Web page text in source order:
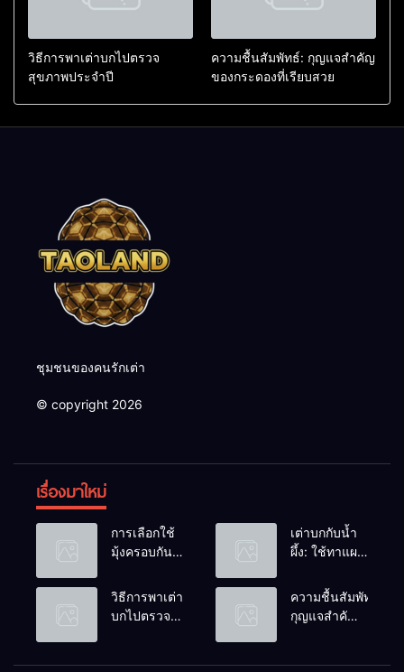
วิธีการพาเต่าบกไปตรวจ
สุขภาพประจำปี
ความชื้นสัมพัทธ์: กุญแจสำคัญ
ของกระดองที่เรียบสวย
ชุมชนของคนรักเต่า
© copyright 2026
เรื่องมาใหม่
การเลือกใช้
มุ้งครอบกัน
วางไข่ในคอก
เต่า
เต่าบกกับน้ำ
ผึ้ง: ใช้ทาแผล
ดื่มได้ไหม?
วิธีการพาเต่า
บกไปตรวจ
ความชื้นสัมพัทธ์:
กุญแจสำคัญ